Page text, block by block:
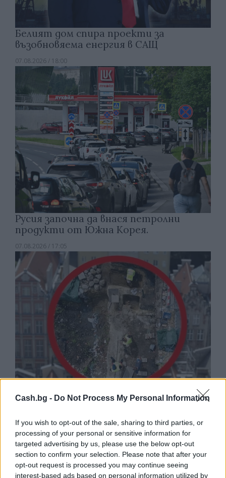
Cash.bg - Do Not Process My Personal Information
If you wish to opt-out of the sale, sharing to third parties, or
processing of your personal or sensitive information for
targeted advertising by us, please use the below opt-out
section to confirm your selection. Please note that after your
opt-out request is processed you may continue seeing
interest-based ads based on personal information utilized by
Белият дом спира проекти за
възобновяема енергия в САЩ
07.08.2026 / 18:00
Русия започна да внася петролни
продукти от Южна Корея.
07.08.2026 / 17:05
Древен храм на почти 900 години
Полша
07.08.2026 / 16:00